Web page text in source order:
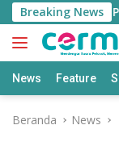
Langsung
ke
konten
Breaking News
‘Teras
News Feature
Beranda News